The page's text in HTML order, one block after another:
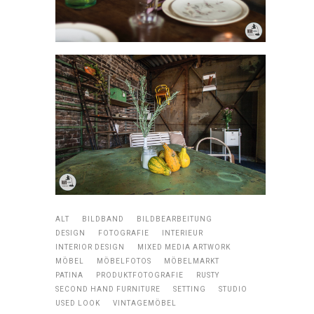
ALT BILDBAND
BILDBEARBEITUNG
DESIGN
FOTOGRAFIE
INTERIEUR
INTERIOR DESIGN
MIXED MEDIA ARTWORK
MÖBEL
MÖBELFOTOS
MÖBELMARKT
PATINA
PRODUKTFOTOGRAFIE
RUSTY
SECOND HAND FURNITURE
SETTING
STUDIO
USED LOOK
VINTAGEMÖBEL